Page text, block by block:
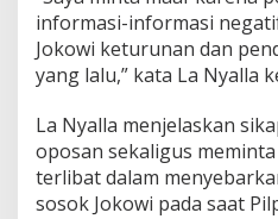
informasi-informasi
Jokowi keturunan dan
yang lalu,” kata La Nyalla
La Nyalla menjelaskan
oposan sekaligus
terlibat dalam
sosok Jokowi pada saat